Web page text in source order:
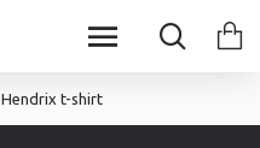
Hendrix t-shirt